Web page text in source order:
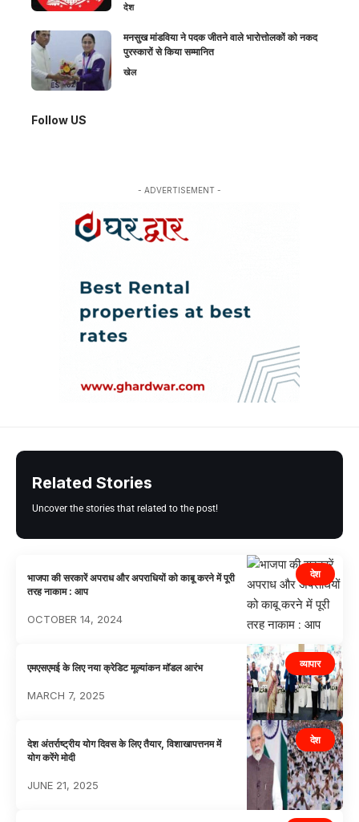
देश
मनसुख मांडविया ने पदक जीतने वाले भारोत्तोलकों को नकद
पुरस्कारों से किया सम्मानित
खेल
Follow US
- ADVERTISEMENT -
Related Stories
Uncover the stories that related to the post!
देश
भाजपा की सरकारें अपराध और अपराधियों को काबू करने में पूरी
तरह नाकाम : आप
OCTOBER 14, 2024
व्यापार
एमएसएमई के लिए नया क्रेडिट मूल्यांकन मॉडल आरंभ
MARCH 7, 2025
देश
देश अंतर्राष्ट्रीय योग दिवस के लिए तैयार, विशाखापत्तनम में
योग करेंगे मोदी
JUNE 21, 2025